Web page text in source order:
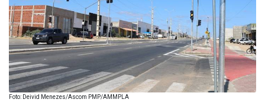
Foto: Deivid Menezes/Ascom PMP/AMMPLA